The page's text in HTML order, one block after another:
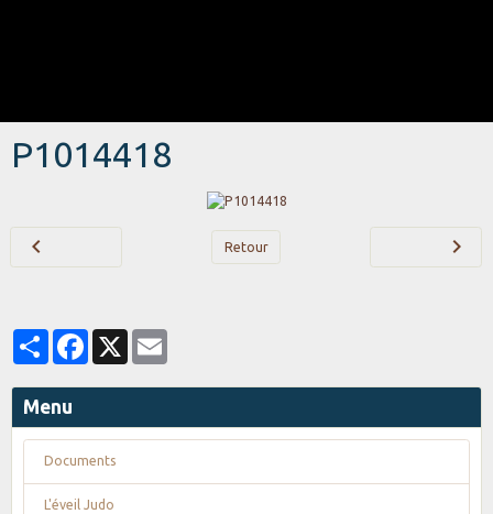
P1014418
Retour
PartagerFacebook
X
Menu
Documents
L'éveil Judo